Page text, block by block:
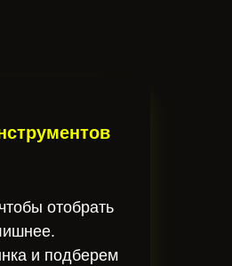
отобрать
и подберем